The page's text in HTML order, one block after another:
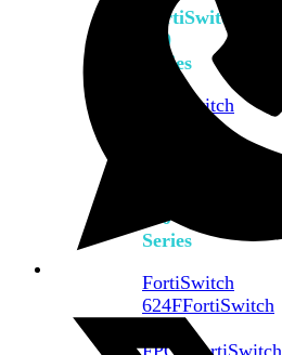
FortiSwitch
500
Series
FortiSwitch
600
Series
FortiSwitch
624FFortiSwitch
624F-
FPOE
FortiSwitch